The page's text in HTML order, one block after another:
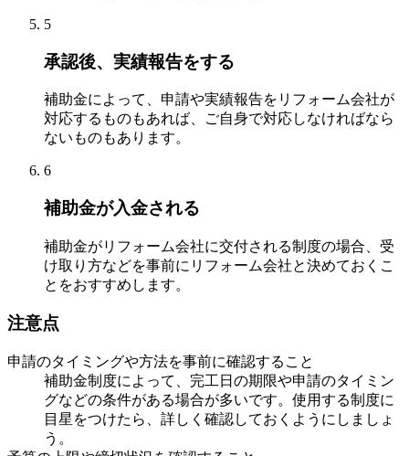
5
承認後、実績報告をする
補助金によって、申請や実績報告をリフォーム会社が
対応するものもあれば、ご自身で対応しなければなら
ないものもあります。
6
補助金が入金される
補助金がリフォーム会社に交付される制度の場合、受
け取り方などを事前にリフォーム会社と決めておくこ
とをおすすめします。
注意点
申請のタイミングや方法を事前に確認すること
補助金制度によって、完工日の期限や申請のタイミン
グなどの条件がある場合が多いです。使用する制度に
目星をつけたら、詳しく確認しておくようにしましょ
う。